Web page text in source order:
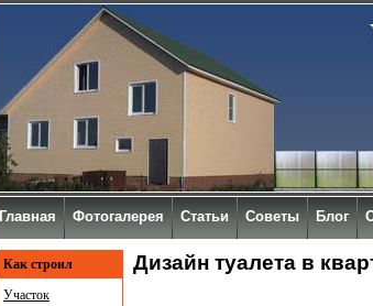
Дизайн туалета в
Как строил
Участок
Главная Фотогалерея Статьи Советы Блог